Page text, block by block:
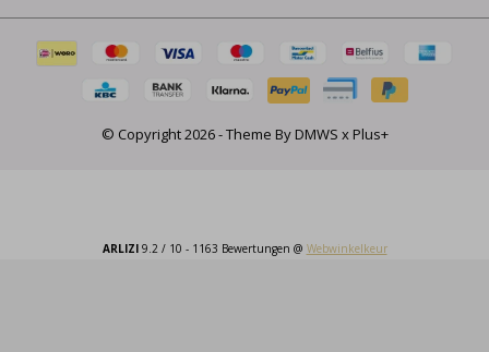
© Copyright2026- Theme ByDMWS x Plus+
ARLIZI9.2 / 10 - 1163 Bewertungen @ Webwinkelkeur